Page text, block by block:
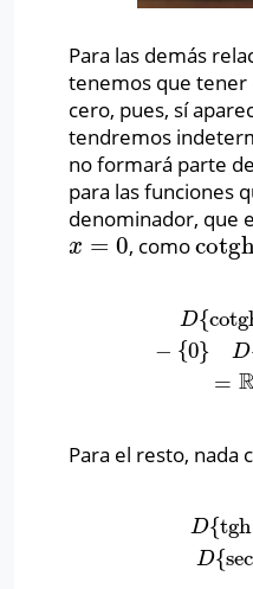
Para las demás
tenemos que tener
cero, pues, sí
tendremos
no formará parte
para las funciones
denominador, que
x = 0
x= 0 , comocotgh(
D{
− {0} D
=
x)}=R−{0
Para el resto, nada
D{tgh
D{
tgh(x)}=